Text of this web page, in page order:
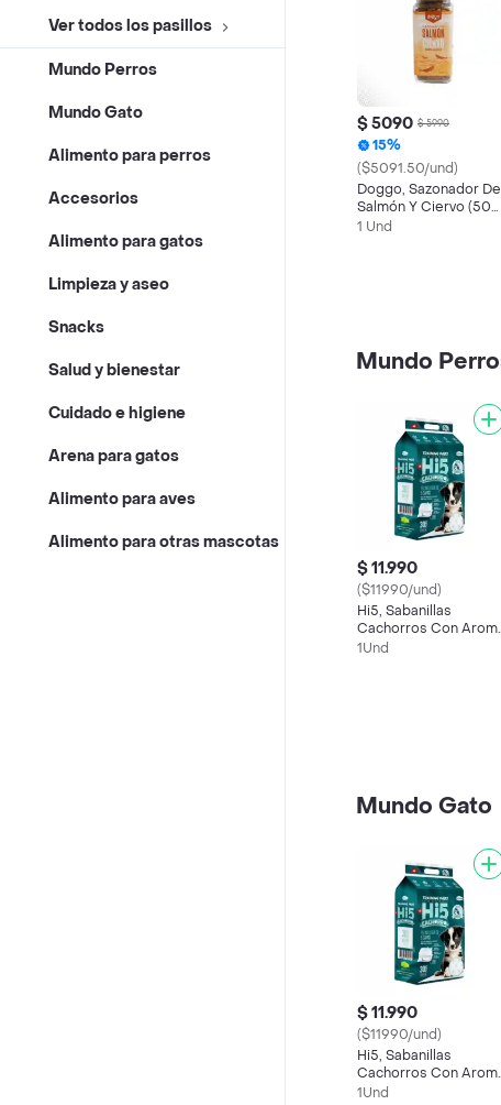
Ver todos los pasillos
Mundo Perros
Mundo Gato
Alimento para perros
Accesorios
Alimento para gatos
Limpieza y aseo
Snacks
Salud y bienestar
Cuidado e higiene
Arena para gatos
Alimento para aves
Alimento para otras mascotas
$ 5090 $ 5990
15%
($5091.50/und)
Doggo, Sazonador De
Salmón Y Ciervo (50
Gr)
1 Und
Mundo
$ 11.990
($11990/und)
Hi5, Sabanillas
Cachorros Con
Atrayente 30 Un
1Und
Mundo Gato
$ 11.990
($11990/und)
Hi5, Sabanillas
Cachorros Con
Atrayente 30 Un
1Und